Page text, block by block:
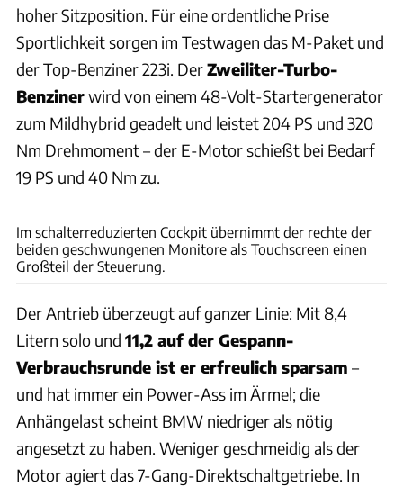
hoher Sitzposition. Für eine ordentliche Prise
Sportlichkeit sorgen im Testwagen das M-Paket und
der Top-Benziner 223i. DerZweiliter-Turbo-
Benzinerwird von einem 48-Volt-Startergenerator
zum Mildhybrid geadelt und leistet 204 PS und 320
Nm Drehmoment – der E-Motor schießt bei Bedarf
19 PS und 40 Nm zu.
Im schalterreduzierten Cockpit übernimmt der rechte der
beiden geschwungenen Monitore als Touchscreen einen
Großteil der Steuerung.
Der Antrieb überzeugt auf ganzer Linie: Mit 8,4
Litern solo und 11,2 auf der Gespann-
Verbrauchsrunde ist er erfreulich sparsam –
und hat immer ein Power-Ass im Ärmel; die
Anhängelast scheint BMW niedriger als nötig
angesetzt zu haben. Weniger geschmeidig als der
Motor agiert das 7-Gang-Direktschaltgetriebe. In